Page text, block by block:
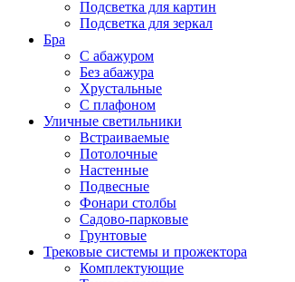
Подсветка для картин
Подсветка для зеркал
Бра
С абажуром
Без абажура
Хрустальные
С плафоном
Уличные светильники
Встраиваемые
Потолочные
Настенные
Подвесные
Фонари столбы
Садово-парковые
Грунтовые
Трековые системы и прожектора
Комплектующие